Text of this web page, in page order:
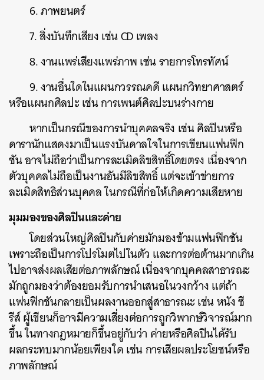
6. ภาพยนตร์
7. สิ่งบันทึกเสียง เช่น CD เพลง
8. งานแพร่เสียงแพร่ภาพ เช่น รายการโทรทัศน์
9. งานอื่นใดในแผนกวรรณคดี แผนกวิทยาศาสตร์
หรือแผนกศิลปะ เช่น การเพนต์ศิลปะบนร่างกาย
หากเป็นกรณีของการนำบุคคลจริง เช่น ศิลปินหรือ
ดารานักแสดงมาเป็นแรงบันดาลใจในการเขียนแฟนฟิก
ชัน อาจไม่ถือว่าเป็นการละเมิดลิขสิทธิ์โดยตรง เนื่องจาก
ตัวบุคคลไม่ถือเป็นงานอันมีลิขสิทธิ์ แต่จะเข้าข่ายการ
ละเมิดสิทธิส่วนบุคคล ในกรณีที่ก่อให้เกิดความเสียหาย
มุมมองของศิลปินและค่าย
โดยส่วนใหญ่ศิลปินกับค่ายมักมองข้ามแฟนฟิกชัน
เพราะถือเป็นการโปรโมตไปในตัว และการต่อต้านมากเกิน
ไปอาจส่งผลเสียต่อภาพลักษณ์ เนื่องจากบุคคลสาธารณะ
มักถูกมองว่าต้องยอมรับการนำเสนอในวงกว้าง แต่ถ้า
แฟนฟิกชันกลายเป็นผลงานออกสู่สาธารณะ เช่น หนัง ซี
รีส์ ผู้เขียนก็อาจมีความเสี่ยงต่อการถูกวิพากษ์วิจารณ์มาก
ขึ้น ในทางกฎหมายก็ขึ้นอยู่กับว่า ค่ายหรือศิลปินได้รับ
ผลกระทบมากน้อยเพียงใด เช่น การเสียผลประโยชน์หรือ
ภาพลักษณ์